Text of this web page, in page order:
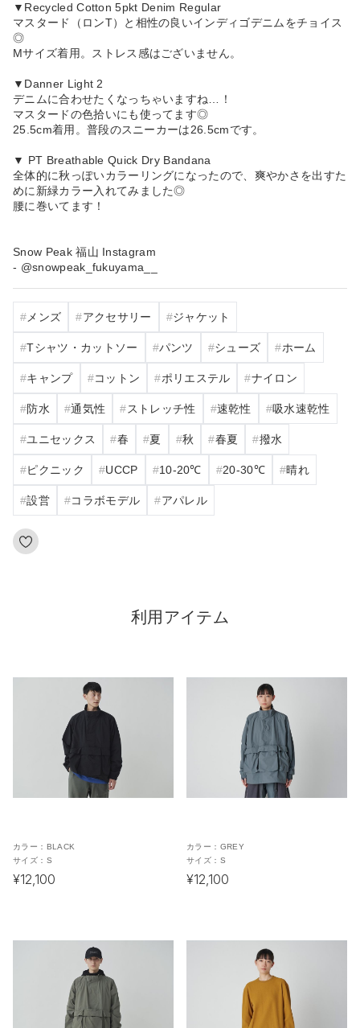
▼Recycled Cotton 5pkt Denim Regular
マスタード（ロンT）と相性の良いインディゴデニムをチョイス
◎
Mサイズ着用。ストレス感はございません。
▼Danner Light 2
デニムに合わせたくなっちゃいますね…！
マスタードの色拾いにも使ってます◎
25.5cm着用。普段のスニーカーは26.5cmです。
▼ PT Breathable Quick Dry Bandana
全体的に秋っぽいカラーリングになったので、爽やかさを出すた
めに新緑カラー入れてみました◎
腰に巻いてます！
Snow Peak 福山 Instagram
- @snowpeak_fukuyama__
メンズ アクセサリー ジャケット
Tシャツ・カットソー パンツ シューズ ホーム
キャンプ コットン ポリエステル ナイロン
防水 通気性 ストレッチ性 速乾性 吸水速乾性
ユニセックス 春 夏 秋 春夏 撥水
ピクニック UCCP 10‐20℃ 20‐30℃ 晴れ
設営 コラボモデル アパレル
利用アイテム
カラー： BLACK
サイズ： S
¥12,100
カラー： GREY
サイズ： S
¥12,100